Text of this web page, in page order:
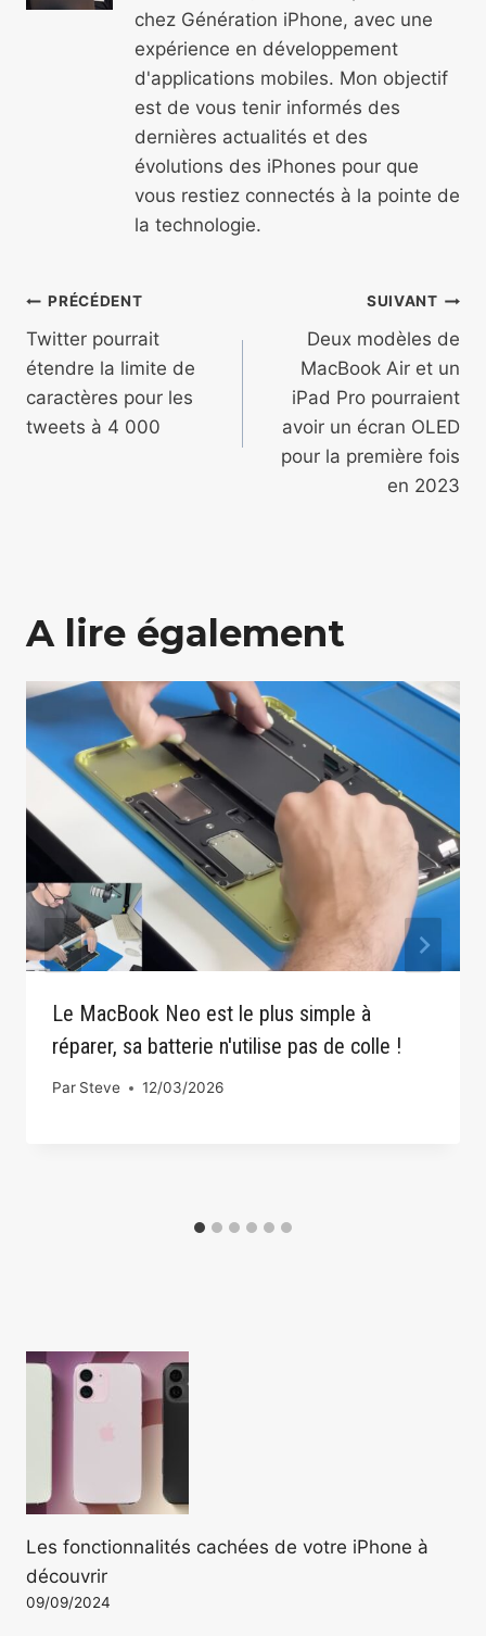
chez Génération iPhone, avec une
expérience en développement
d'applications mobiles. Mon objectif
est de vous tenir informés des
dernières actualités et des
évolutions des iPhones pour que
vous restiez connectés à la pointe de
la technologie.
Navigation
de
l’article
PRÉCÉDENT
Twitter pourrait
étendre la limite de
caractères pour les
tweets à 4 000
SUIVANT
Deux modèles de
MacBook Air et un
iPad Pro pourraient
avoir un écran OLED
pour la première fois
en 2023
A lire également
Le MacBook Neo est le plus simple à
réparer, sa batterie n'utilise pas de colle !
Par Steve 12/03/2026
Les fonctionnalités cachées de votre iPhone à
découvrir
09/09/2024